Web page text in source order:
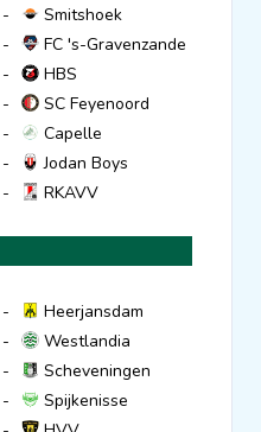
-
Smitshoek
-
FC 's-Gravenzande
-
HBS
-
SC Feyenoord
-
Capelle
-
Jodan Boys
- RKAVV
-
Heerjansdam
-
Westlandia
-
Scheveningen
-
Spijkenisse